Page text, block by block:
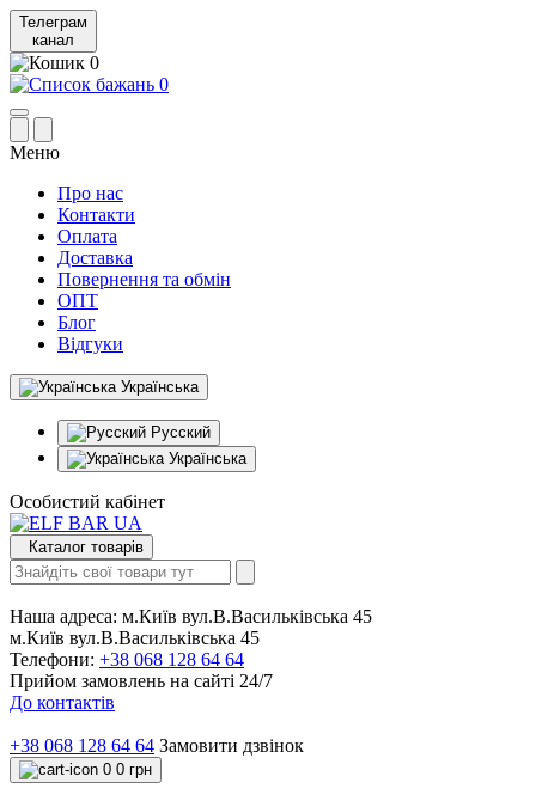
Телеграм
канал
0
0
Меню
Про нас
Контакти
Оплата
Доставка
Повернення та обмін
ОПТ
Блог
Відгуки
Українська
Русский
Українська
Особистий кабінет
Каталог товарів
Наша адреса: м.Київ вул.В.Васильківська 45
м.Київ вул.В.Васильківська 45
Телефони: +38 068 128 64 64
Прийом замовлень на сайті 24/7
До контактів
+38 068 128 64 64 Замовити дзвінок
0 0 грн